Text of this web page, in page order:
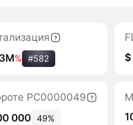
% #582
$
PC0000049
000 49%